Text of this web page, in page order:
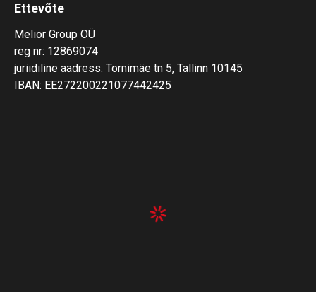
Ettevõte
Melior Group OÜ
reg nr: 12869074
juriidiline aadress: Tornimäe tn 5, Tallinn 10145
IBAN: EE272200221077442425